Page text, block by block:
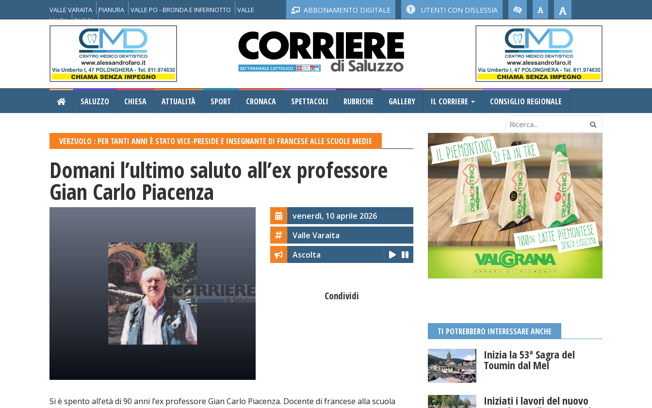
VALLE VARAITA PIANURA VALLE PO - BRONDA E INFERNOTTO
VALLE
MAIRA
BUSCA
ABBONAMENTO DIGITALE UTENTI CON DISLESSIA
SALUZZO CHIESA ATTUALITÀ SPORT CRONACA SPETTACOLI RUBRICHE GALLERY IL CORRIERE CONSIGLIO REGIONALE
VERZUOLO : PER TANTI ANNI È STATO VICE-PRESIDE E INSEGNANTE DI FRANCESE ALLE SCUOLE MEDIE
Domani l’ultimo saluto all’ex professore
Gian Carlo Piacenza
venerdì, 10 aprile 2026
Valle Varaita
Ascolta
Condividi
Si è spento all’età di 90 anni l’ex professore Gian Carlo Piacenza. Docente di francese alla scuola
TI POTREBBERO INTERESSARE ANCHE
Inizia la 53ª Sagra del
Toumin dal Mel
Iniziati i lavori del nuovo